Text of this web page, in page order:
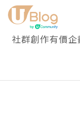
社群創作有價企